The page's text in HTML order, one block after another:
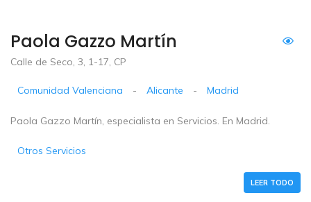
Paola Gazzo Martín
Calle de Seco, 3, 1-17, CP
Comunidad Valenciana - Alicante - Madrid
Paola Gazzo Martín, especialista en Servicios. En Madrid.
Otros Servicios
LEER TODO